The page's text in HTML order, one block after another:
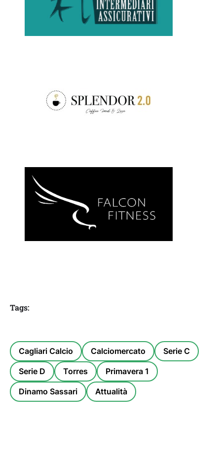
Tags:
Cagliari Calcio Calciomercato Serie C
Serie D Torres Primavera 1
Dinamo Sassari Attualità